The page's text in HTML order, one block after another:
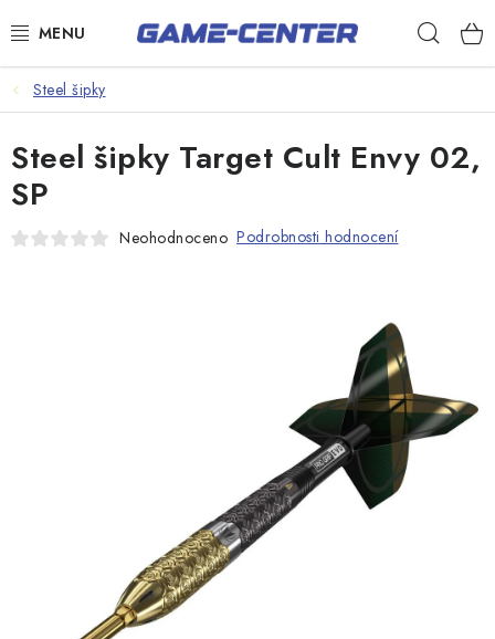
na
Šipky
Poker
Stolní fotbal
Steel šipky
Steel šipky Target Cult Envy 02,
SP
Neohodnoceno Podrobnosti hodnocení